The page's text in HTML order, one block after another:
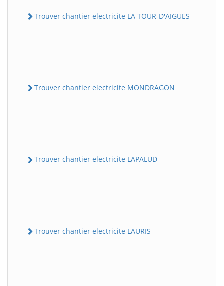
Trouver chantier electricite LA TOUR-D'AIGUES
Trouver chantier electricite MONDRAGON
Trouver chantier electricite LAPALUD
Trouver chantier electricite LAURIS